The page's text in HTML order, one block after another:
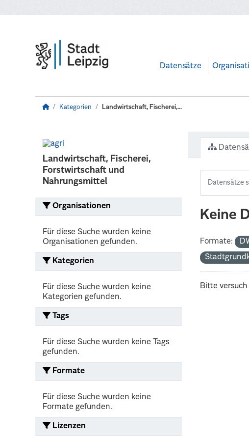
Datensätze
Kategorien Landwirtschaft, Fischerei,...
Landwirtschaft, Fischerei,
Forstwirtschaft und
Nahrungsmittel
Organisationen
Für diese Suche wurden keine
Organisationen gefunden.
Kategorien
Für diese Suche wurden keine
Kategorien gefunden.
Tags
Für diese Suche wurden keine Tags
gefunden.
Formate
Für diese Suche wurden keine
Formate gefunden.
Lizenzen
Keine
Formate:
Bitte